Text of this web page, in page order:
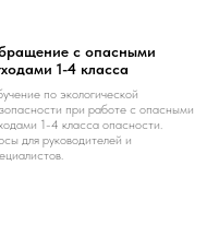
с опасными
1-4 класса
по экологической
при работе с опасными
1-4 класса опасности.
для руководителей и